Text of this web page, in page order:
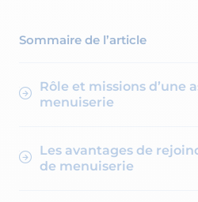
Sommaire de l’article
Rôle et missions d’une
menuiserie
Les avantages de
de menuiserie